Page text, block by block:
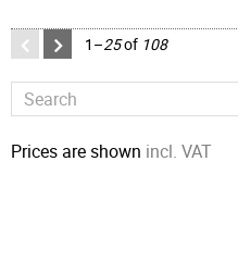
1–25of 108
Prices are shown incl. VAT